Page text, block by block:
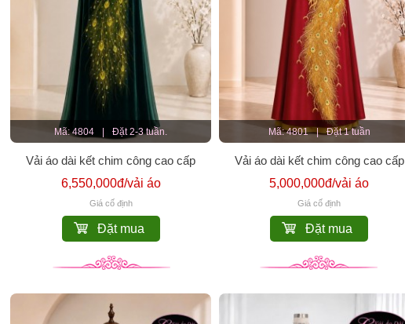
Mã: 4804 | Đặt 2-3 tuần.
Vải áo dài kết chim công cao cấp
6,550,000đ/vải áo
Giá cố định
Đặt mua
Mã: 4801 | Đặt 1 tuần
Vải áo dài kết chim công cao cấp
5,000,000đ/vải áo
Giá cố định
Đặt mua